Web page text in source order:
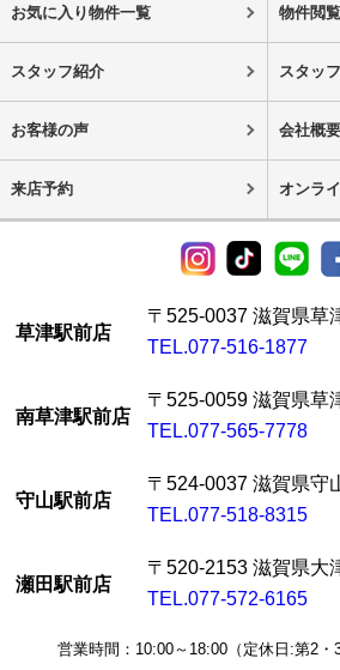
お気に入り物件一覧 物件閲
スタッフ紹介 スタッ
お客様の声 会社概要
来店予約 オンラ
草津駅前店
〒525-0037 滋賀県草
TEL.077-516-1877
南草津駅前店
〒525-0059 滋賀県草
TEL.077-565-7778
守山駅前店
〒524-0037 滋賀県守
TEL.077-518-8315
瀬田駅前店
〒520-2153 滋賀県大
TEL.077-572-6165
営業時間：10:00～18:00（定休日:第2・